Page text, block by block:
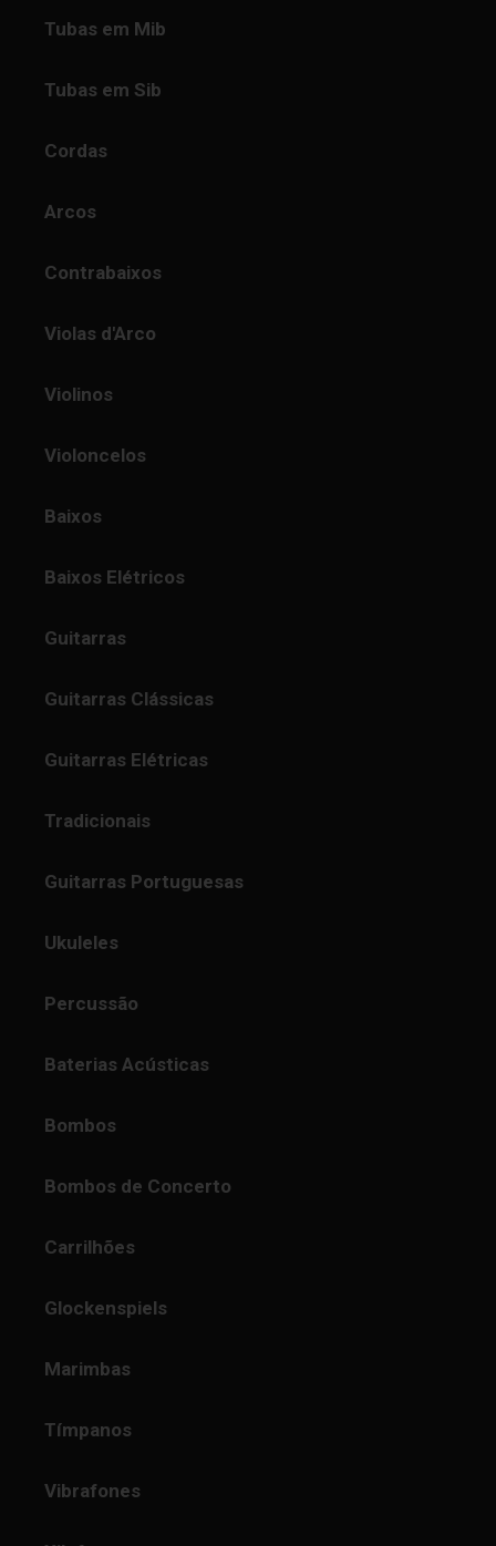
Tubas em Mib
Tubas em Sib
Cordas
Arcos
Contrabaixos
Violas d'Arco
Violinos
Violoncelos
Baixos
Baixos Elétricos
Guitarras
Guitarras Clássicas
Guitarras Elétricas
Tradicionais
Guitarras Portuguesas
Ukuleles
Percussão
Baterias Acústicas
Bombos
Bombos de Concerto
Carrilhões
Glockenspiels
Marimbas
Tímpanos
Vibrafones